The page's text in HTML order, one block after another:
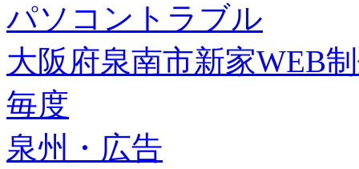
パソコントラブル
大阪府泉南市新家WEB
毎度
泉州・広告